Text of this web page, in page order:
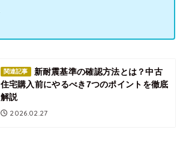
関連記事
新耐震基準の確認方法とは？中古
住宅購入前にやるべき7つのポイントを徹底
解説
2026.02.27